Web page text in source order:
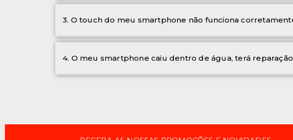
3. O touch do meu smartphone não funciona
4. O meu smartphone caiu dentro de água, terá